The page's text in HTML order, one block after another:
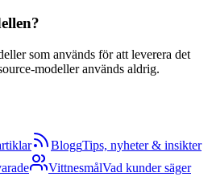
som används för att leverera det
modeller används aldrig.
BloggTips, nyheter & insikter
VittnesmålVad kunder säger